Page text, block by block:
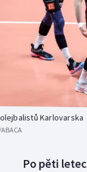
Karlovarska
Po pěti